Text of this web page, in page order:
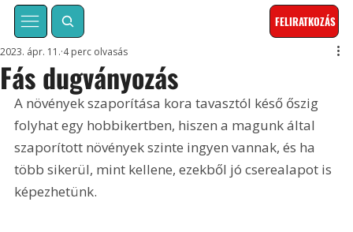
FELIRATKOZÁS
Fás dugványozás
2023. ápr. 11. 4 perc olvasás
A növények szaporítása kora tavasztól késő őszig
folyhat egy hobbikertben, hiszen a magunk által
szaporított növények szinte ingyen vannak, és ha
több sikerül, mint kellene, ezekből jó cserealapot is
képezhetünk.